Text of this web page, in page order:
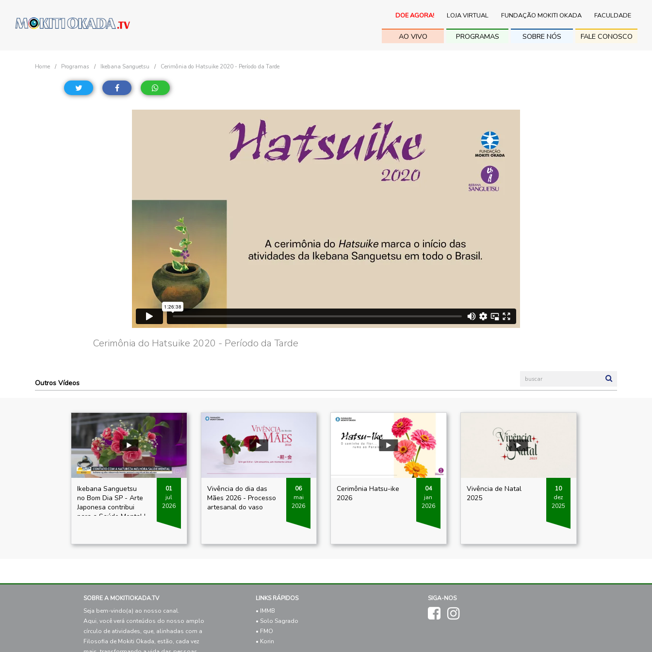
DOE AGORA! LOJA VIRTUAL FUNDAÇÃO MOKITI OKADA FACULDADE
AO VIVO PROGRAMAS SOBRE NÓS FALE CONOSCO
Home Programas Ikebana Sanguetsu Cerimônia do Hatsuike 2020 - Período da Tarde
Cerimônia do Hatsuike 2020 - Período da Tarde
Outros Vídeos
Ikebana Sanguetsu
no Bom Dia SP - Arte
Japonesa contribui
para a Saúde Mental |
01
jul
2026
Vivência do dia das
Mães 2026 - Processo
artesanal do vaso
06
mai
2026
Cerimônia Hatsu-ike
2026
04
jan
2026
Vivência de Natal
2025
10
dez
2025
SOBRE A MOKITIOKADA.TV
Seja bem-vindo(a) ao nosso canal.
Aqui, você verá conteúdos do nosso amplo
círculo de atividades, que, alinhadas com a
Filosofia de Mokiti Okada, estão, cada vez
LINKS RÁPIDOS
• IMMB
• Solo Sagrado
• FMO
• Korin
SIGA-NOS